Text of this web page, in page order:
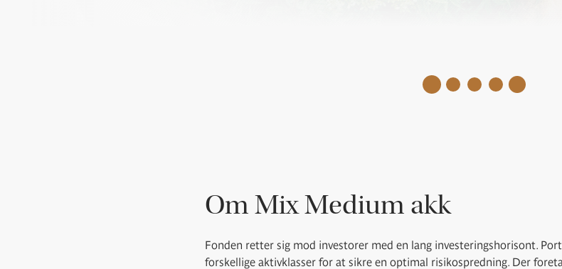
Om Mix Medium akk
Fonden retter sig mod investorer med en lang investeringshorisont.
forskellige aktivklasser for at sikre en optimal risikospredning. Der